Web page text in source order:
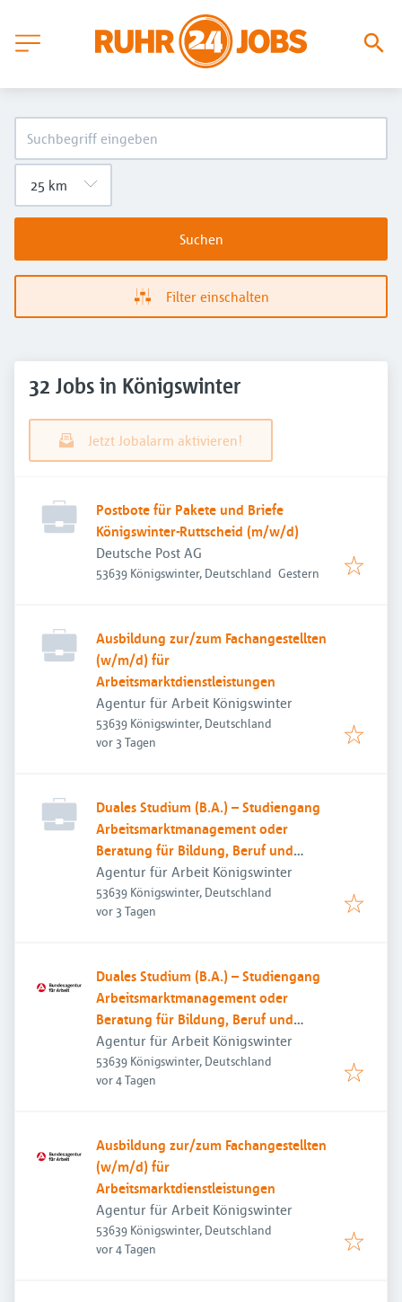
Suchen
Filter einschalten
32 Jobs in Königswinter
Jetzt Jobalarm aktivieren!
Postbote für Pakete und Briefe
Königswinter-Ruttscheid (m/w/d)
Deutsche Post AG
53639 Königswinter, Deutschland Veröffentlicht:
Gestern
Ausbildung zur/zum Fachangestellten
(w/m/d) für
Arbeitsmarktdienstleistungen
Agentur für Arbeit Königswinter
53639 Königswinter, Deutschland
Veröffentlicht
vor 3 Tagen
Duales Studium (B.A.) – Studiengang
Arbeitsmarktmanagement oder
Beratung für Bildung, Beruf und
Beschäftigung
Agentur für Arbeit Königswinter
53639 Königswinter, Deutschland
Veröffentlicht
vor 3 Tagen
Duales Studium (B.A.) – Studiengang
Arbeitsmarktmanagement oder
Beratung für Bildung, Beruf und
Beschäftigung
Agentur für Arbeit Königswinter
53639 Königswinter, Deutschland
Veröffentlicht
vor 4 Tagen
Ausbildung zur/zum Fachangestellten
(w/m/d) für
Arbeitsmarktdienstleistungen
Agentur für Arbeit Königswinter
53639 Königswinter, Deutschland
Veröffentlicht
vor 4 Tagen